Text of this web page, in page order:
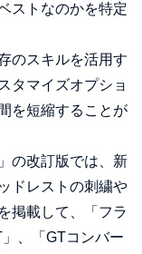
ストなのかを特定
のスキルを活用す
タマイズオプショ
を短縮することが
の改訂版では、新
ドレストの刺繍や
掲載して、「フラ
、「GTコンバー